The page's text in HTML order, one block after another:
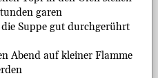
garen
Suppe gut durchgerührt
Abend auf kleiner Flamme